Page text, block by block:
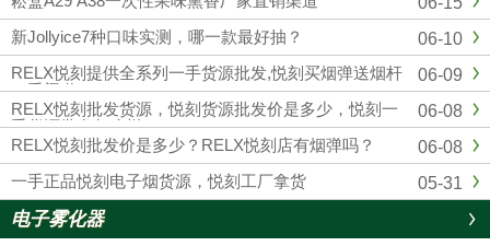
四五代杆蛋，另外各大品牌，通配，一次性均
有，品质市面上顶级的，可以代发，零售，批
发，全国包邮...
06-10
新Jollyice7种口味实测，哪一款最好抽？
06-09
RELX悦刻提供全系列一手货源批发,悦刻买烟弹送烟杆
一手渠道
06-08
RELX悦刻批发货源，悦刻货源批发价是多少，悦刻一
手货源批发怎么样？
06-08
RELX悦刻批发价是多少？RELX悦刻店有烟弹吗？
05-31
一手正品悦刻电子烟货源，悦刻工厂拿货
电子雾化器